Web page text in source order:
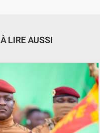
À LIRE AUSSI